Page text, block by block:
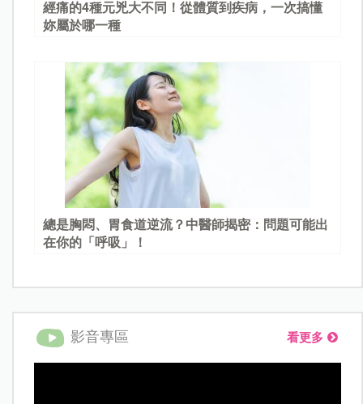
經痛的4種元兇大不同！從體質到疾病，一次搞懂
妳屬於哪一種
總是胸悶、胃食道逆流？中醫師揭密：問題可能出
在你的「呼吸」！
影音專區 看更多